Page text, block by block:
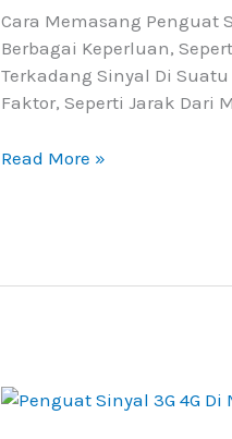
Cara Memasang Penguat
Berbagai Keperluan,
Terkadang Sinyal Di
Faktor, Seperti Jarak Dari
Penguat
Sinyal
Wi-
Fi
Read More »
Penguat